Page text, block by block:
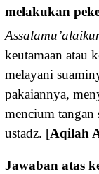
melakukan
keutamaan atau
melayani
pakaiannya,
mencium tangan
ustadz. [Aqilah
Jawaban atas